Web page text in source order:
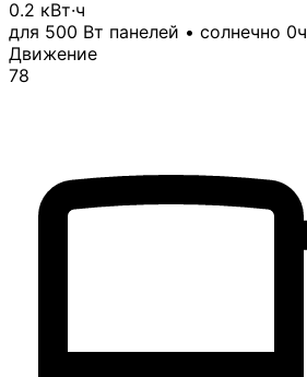
0.2 кВт·ч
для 500 Вт панелей • солнечно 0ч
Движение
78